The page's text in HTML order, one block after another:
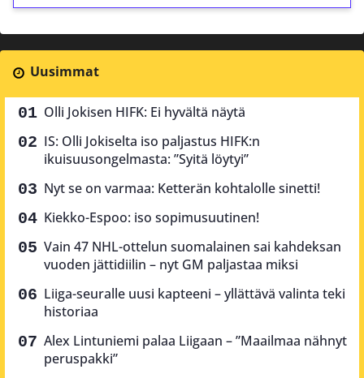
Uusimmat
Olli Jokisen HIFK: Ei hyvältä näytä
IS: Olli Jokiselta iso paljastus HIFK:n
ikuisuusongelmasta: ”Syitä löytyi”
Nyt se on varmaa: Ketterän kohtalolle sinetti!
Kiekko-Espoo: iso sopimusuutinen!
Vain 47 NHL-ottelun suomalainen sai kahdeksan
vuoden jättidiilin – nyt GM paljastaa miksi
Liiga-seuralle uusi kapteeni – yllättävä valinta teki
historiaa
Alex Lintuniemi palaa Liigaan – ”Maailmaa nähnyt
peruspakki”